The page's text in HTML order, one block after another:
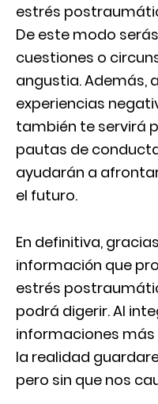
estrés
De este modo
cuestiones o
angustia. Además,
experiencias
también te servirá
pautas de
ayudarán a
el futuro.
En definitiva,
información que
estrés
podrá digerir. Al
informaciones
la realidad
pero sin que nos